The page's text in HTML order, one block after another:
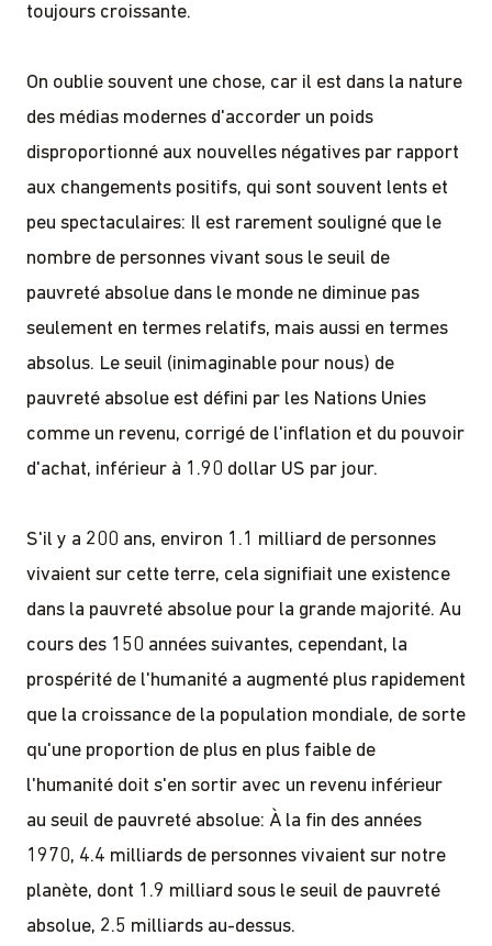
toujours croissante.
On oublie souvent une chose, car il est dans la nature
des médias modernes d'accorder un poids
disproportionné aux nouvelles négatives par rapport
aux changements positifs, qui sont souvent lents et
peu spectaculaires: Il est rarement souligné que le
nombre de personnes vivant sous le seuil de
pauvreté absolue dans le monde ne diminue pas
seulement en termes relatifs, mais aussi en termes
absolus. Le seuil (inimaginable pour nous) de
pauvreté absolue est défini par les Nations Unies
comme un revenu, corrigé de l'inflation et du pouvoir
d'achat, inférieur à 1.90 dollar US par jour.
S'il y a 200 ans, environ 1.1 milliard de personnes
vivaient sur cette terre, cela signifiait une existence
dans la pauvreté absolue pour la grande majorité. Au
cours des 150 années suivantes, cependant, la
prospérité de l'humanité a augmenté plus rapidement
que la croissance de la population mondiale, de sorte
qu'une proportion de plus en plus faible de
l'humanité doit s'en sortir avec un revenu inférieur
au seuil de pauvreté absolue: À la fin des années
1970, 4.4 milliards de personnes vivaient sur notre
planète, dont 1.9 milliard sous le seuil de pauvreté
absolue, 2.5 milliards au-dessus.